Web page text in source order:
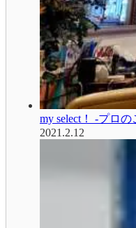
my select！ -プロ
2021.2.12